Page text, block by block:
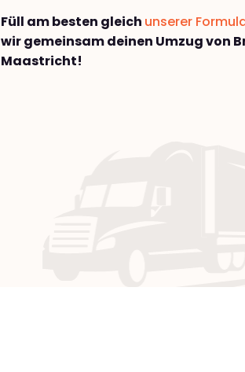
Füll am besten gleich unserer
wir gemeinsam deinen Umzug von
Maastricht!